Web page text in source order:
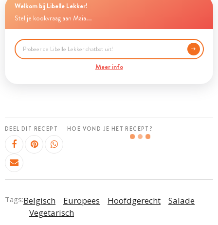
Welkom bij Libelle Lekker!
Stel je kookvraag aan Maia...
Meer info
DEEL DIT RECEPT HOE VOND JE HET RECEPT?
Tags:Belgisch Europees Hoofdgerecht
Salade
Vegetarisch